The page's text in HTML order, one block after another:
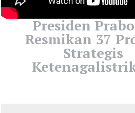
Presiden
Resmikan 37
Strategis